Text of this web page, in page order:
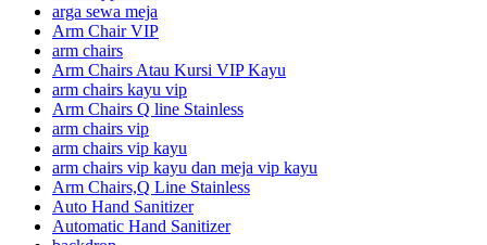
arga sewa meja
Arm Chair VIP
arm chairs
Arm Chairs Atau Kursi VIP Kayu
arm chairs kayu vip
Arm Chairs Q line Stainless
arm chairs vip
arm chairs vip kayu
arm chairs vip kayu dan meja vip kayu
Arm Chairs,Q Line Stainless
Auto Hand Sanitizer
Automatic Hand Sanitizer